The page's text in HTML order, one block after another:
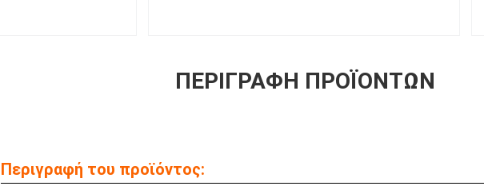
ΠΕΡΙΓΡΑΦΉ ΠΡΟΪΌΝΤΩΝ
Περιγραφή του προϊόντος: